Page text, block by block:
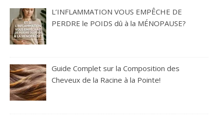
L’INFLAMMATION VOUS EMPÊCHE DE
PERDRE le POIDS dû à la MÉNOPAUSE?
Guide Complet sur la Composition des
Cheveux de la Racine à la Pointe!